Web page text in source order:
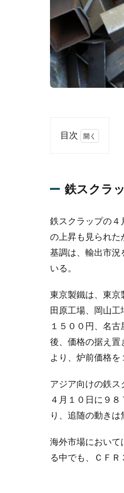
目次
ク
ラ
プ
2
粗
生
非
鉄
[再生
資源
市場]
3.2
鋼]
3.3
鉄スクラ
鉄スクラップの４
の上昇も見られた
基調は、輸出市況
いる。
東京製鐵は、東京
田原工場、岡山
１５００円、名
後、価格の据え置
より、炉前価格を
アジア向けの鉄ス
４月１０日に９
り、追随の動きは
海外市場において
る中でも、ＣＦＲ